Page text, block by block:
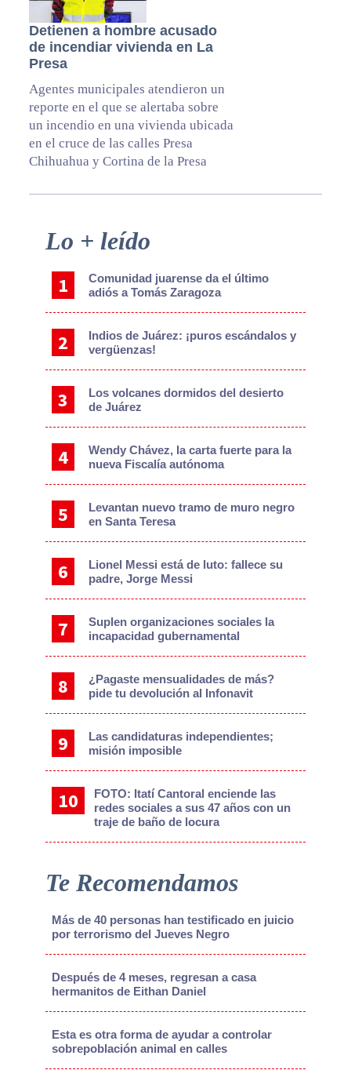
Detienen a hombre acusado
de incendiar vivienda en La
Presa
Agentes municipales atendieron un
reporte en el que se alertaba sobre
un incendio en una vivienda ubicada
en el cruce de las calles Presa
Chihuahua y Cortina de la Presa
Primary
Lo + leído
Comunidad juarense da el último
adiós a Tomás Zaragoza
Indios de Juárez: ¡puros escándalos y
vergüenzas!
Los volcanes dormidos del desierto
de Juárez
Wendy Chávez, la carta fuerte para la
nueva Fiscalía autónoma
Levantan nuevo tramo de muro negro
en Santa Teresa
Lionel Messi está de luto: fallece su
padre, Jorge Messi
Suplen organizaciones sociales la
incapacidad gubernamental
¿Pagaste mensualidades de más?
pide tu devolución al Infonavit
Las candidaturas independientes;
misión imposible
FOTO: Itatí Cantoral enciende las
redes sociales a sus 47 años con un
traje de baño de locura
Te Recomendamos
Más de 40 personas han testificado en juicio
por terrorismo del Jueves Negro
Después de 4 meses, regresan a casa
hermanitos de Eithan Daniel
Esta es otra forma de ayudar a controlar
sobrepoblación animal en calles